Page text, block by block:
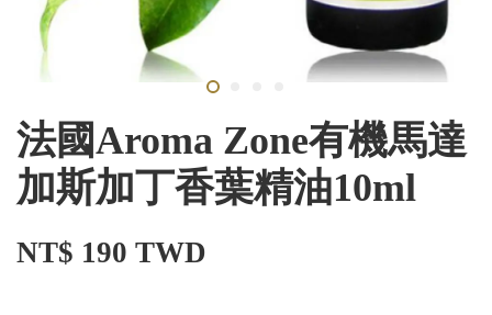
法國Aroma Zone有機馬達
加斯加丁香葉精油10ml
NT$ 190 TWD